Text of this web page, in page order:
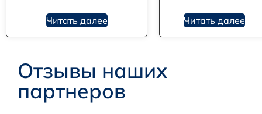
Читать далее Читать далее
Отзывы наших
партнеров